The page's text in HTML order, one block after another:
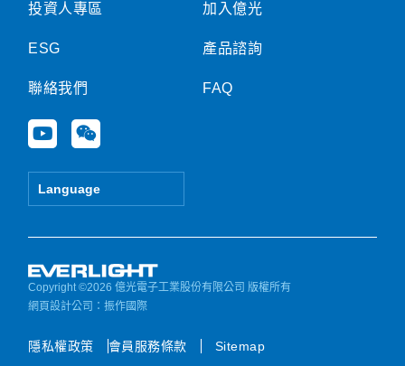
投資人專區
ESG
聯絡我們
Y
o
u
e
W
e
i
Language
加入億光
產品諮詢
FAQ
Copyright ©2026 億光電子工業股份有限公司 版權所有
網頁設計公司 ：振作國際
隱私權政策 會員服務條款 Sitemap